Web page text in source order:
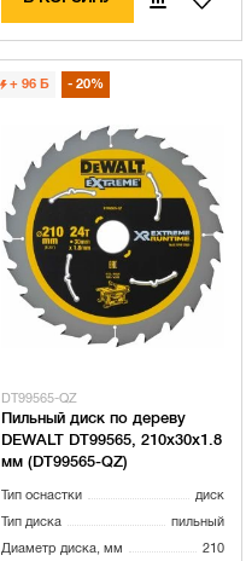
+ 96 Б 20%
DT99565-QZ
Пильный диск по дереву
DEWALT DT99565, 210х30х1.8
мм (DT99565-QZ)
Тип оснастки диск
Тип диска пильный
Диаметр диска, мм 210